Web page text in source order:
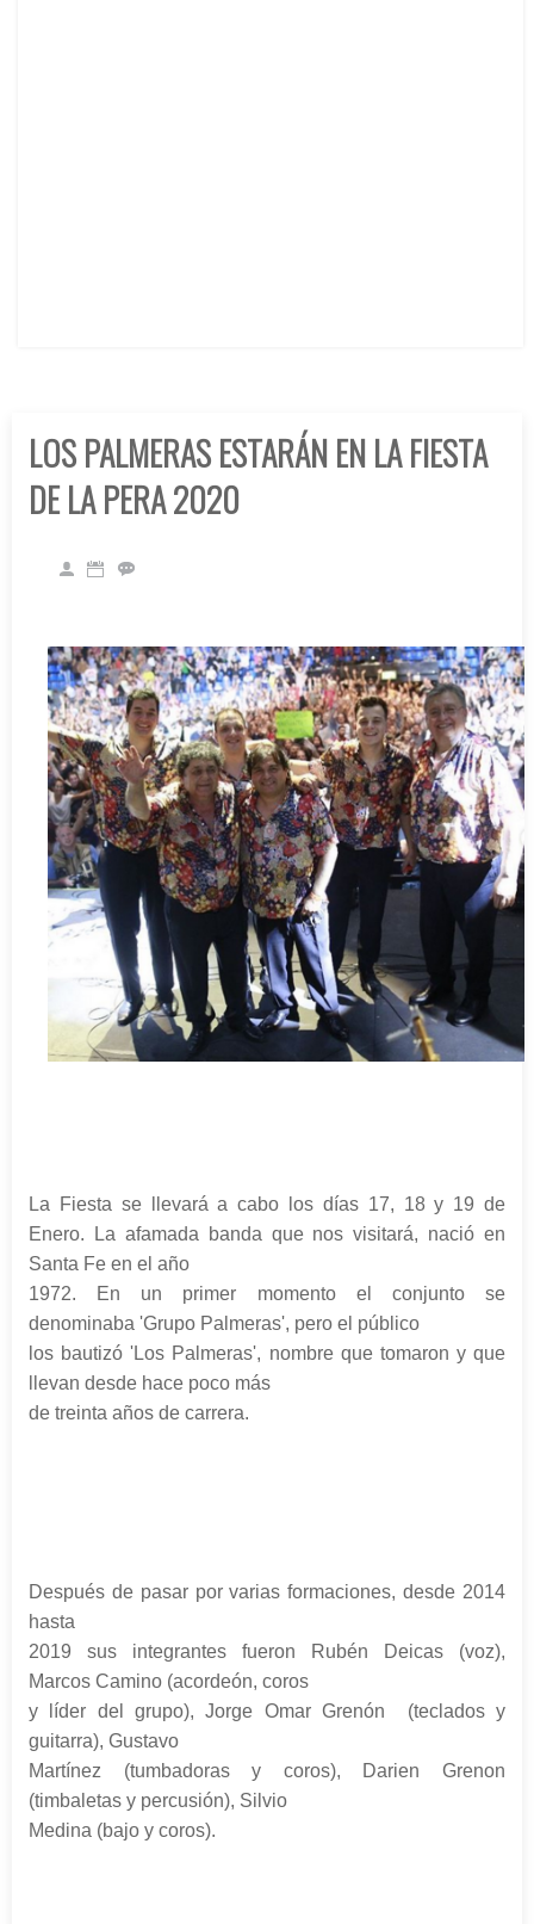
LOS PALMERAS ESTARÁN EN LA FIESTA
DE LA PERA 2020
La Fiesta se llevará a cabo los días 17, 18 y 19 de
Enero. La afamada banda que nos visitará, nació en
Santa Fe en el año
1972. En un primer momento el conjunto se
denominaba 'Grupo Palmeras', pero el público
los bautizó 'Los Palmeras', nombre que tomaron y que
llevan desde hace poco más
de treinta años de carrera.
Después de pasar por varias formaciones, desde 2014
hasta
2019 sus integrantes fueron Rubén Deicas (voz),
Marcos Camino (acordeón, coros
y líder del grupo), Jorge Omar Grenón (teclados y
guitarra), Gustavo
Martínez (tumbadoras y coros), Darien Grenon
(timbaletas y percusión), Silvio
Medina (bajo y coros).